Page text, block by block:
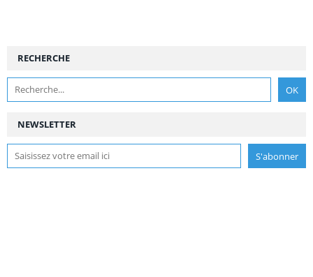
NEWSLETTER
RECHERCHE